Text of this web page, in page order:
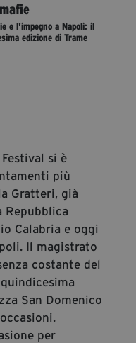
e l'impegno a Napoli: il
edizione di Trame
si è
più
Gratteri, già
Repubblica
Calabria e oggi
Il magistrato
costante del
San Domenico
per